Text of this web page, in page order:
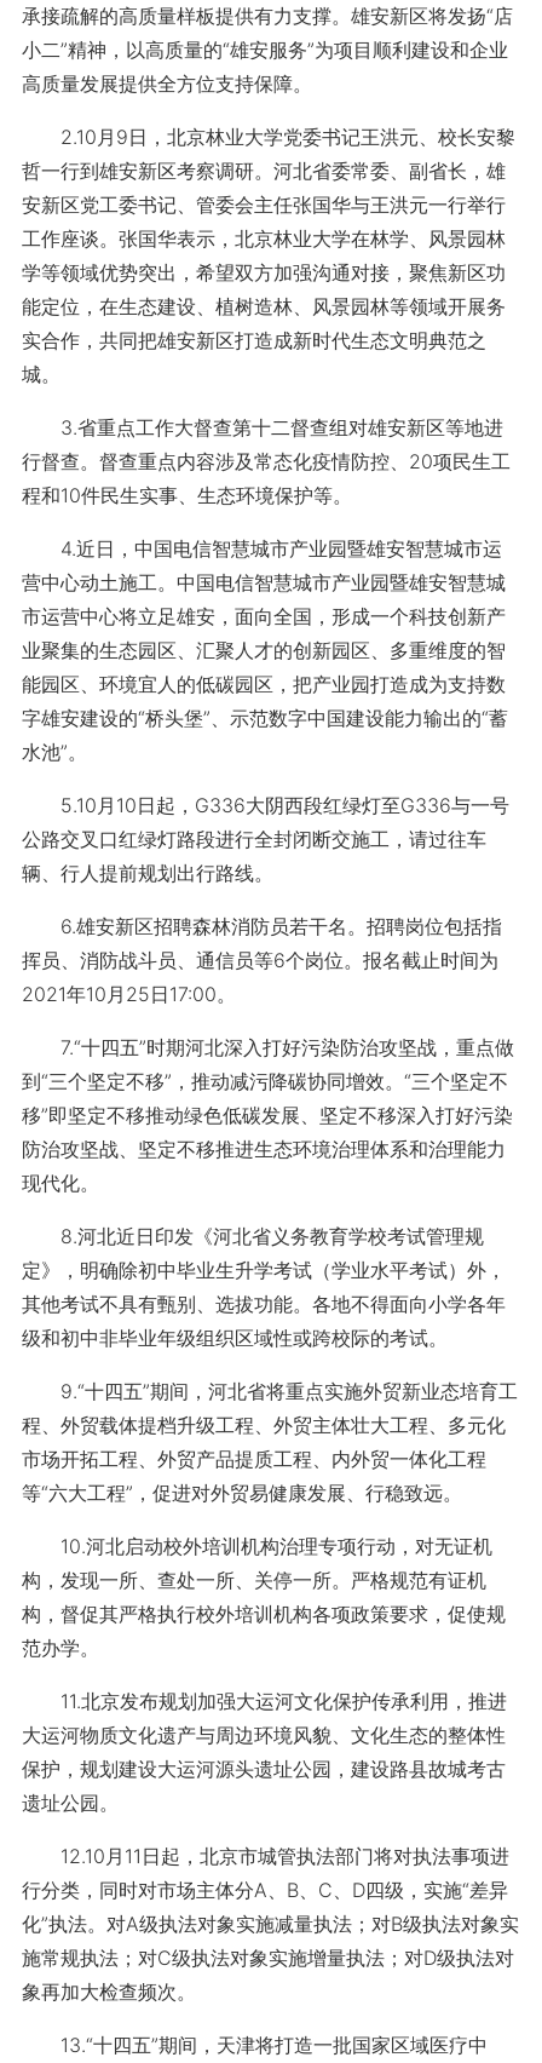
承接疏解的高质量样板提供有力支撑。雄安新区将发扬“店
小二”精神，以高质量的“雄安服务”为项目顺利建设和企业
高质量发展提供全方位支持保障。
2.10月9日，北京林业大学党委书记王洪元、校长安黎
哲一行到雄安新区考察调研。河北省委常委、副省长，雄
安新区党工委书记、管委会主任张国华与王洪元一行举行
工作座谈。张国华表示，北京林业大学在林学、风景园林
学等领域优势突出，希望双方加强沟通对接，聚焦新区功
能定位，在生态建设、植树造林、风景园林等领域开展务
实合作，共同把雄安新区打造成新时代生态文明典范之
城。
3.省重点工作大督查第十二督查组对雄安新区等地进
行督查。督查重点内容涉及常态化疫情防控、20项民生工
程和10件民生实事、生态环境保护等。
4.近日，中国电信智慧城市产业园暨雄安智慧城市运
营中心动土施工。中国电信智慧城市产业园暨雄安智慧城
市运营中心将立足雄安，面向全国，形成一个科技创新产
业聚集的生态园区、汇聚人才的创新园区、多重维度的智
能园区、环境宜人的低碳园区，把产业园打造成为支持数
字雄安建设的“桥头堡”、示范数字中国建设能力输出的“蓄
水池”。
5.10月10日起，G336大阴西段红绿灯至G336与一号
公路交叉口红绿灯路段进行全封闭断交施工，请过往车
辆、行人提前规划出行路线。
6.雄安新区招聘森林消防员若干名。招聘岗位包括指
挥员、消防战斗员、通信员等6个岗位。报名截止时间为
2021年10月25日17:00。
7.“十四五”时期河北深入打好污染防治攻坚战，重点做
到“三个坚定不移”，推动减污降碳协同增效。“三个坚定不
移”即坚定不移推动绿色低碳发展、坚定不移深入打好污染
防治攻坚战、坚定不移推进生态环境治理体系和治理能力
现代化。
8.河北近日印发《河北省义务教育学校考试管理规
定》，明确除初中毕业生升学考试（学业水平考试）外，
其他考试不具有甄别、选拔功能。各地不得面向小学各年
级和初中非毕业年级组织区域性或跨校际的考试。
9.“十四五”期间，河北省将重点实施外贸新业态培育工
程、外贸载体提档升级工程、外贸主体壮大工程、多元化
市场开拓工程、外贸产品提质工程、内外贸一体化工程
等“六大工程”，促进对外贸易健康发展、行稳致远。
10.河北启动校外培训机构治理专项行动，对无证机
构，发现一所、查处一所、关停一所。严格规范有证机
构，督促其严格执行校外培训机构各项政策要求，促使规
范办学。
11.北京发布规划加强大运河文化保护传承利用，推进
大运河物质文化遗产与周边环境风貌、文化生态的整体性
保护，规划建设大运河源头遗址公园，建设路县故城考古
遗址公园。
12.10月11日起，北京市城管执法部门将对执法事项进
行分类，同时对市场主体分A、B、C、D四级，实施“差异
化”执法。对A级执法对象实施减量执法；对B级执法对象实
施常规执法；对C级执法对象实施增量执法；对D级执法对
象再加大检查频次。
13.“十四五”期间，天津将打造一批国家区域医疗中